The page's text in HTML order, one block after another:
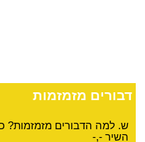
דבורים מזמזמות
ש. למה הדבורים מזמזמות?
השיר -,-